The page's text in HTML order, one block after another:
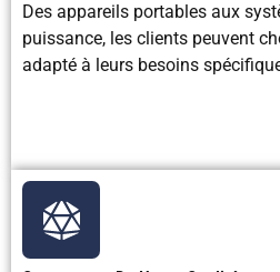
Exigences
d'entretien
Consommation
Des appareils portables aux
puissance, les clients peuvent
adapté à leurs besoins